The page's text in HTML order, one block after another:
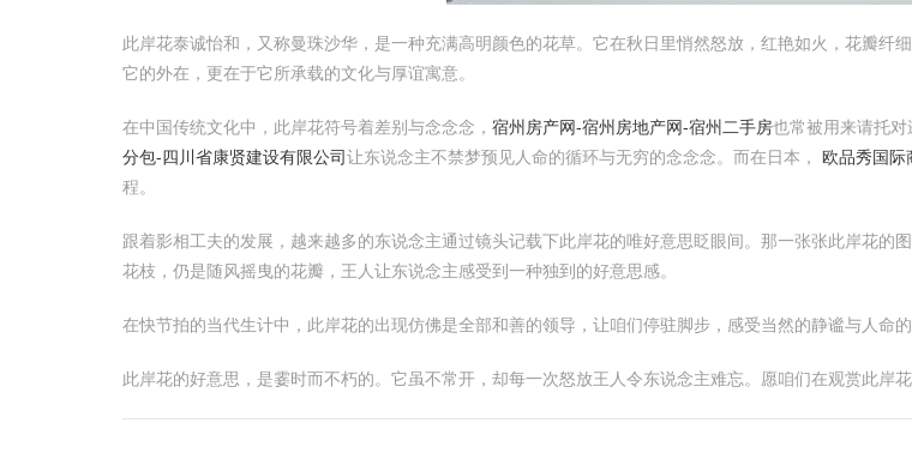
此岸花泰诚怡和，又称曼珠沙华，是一种充满高明颜色的花草。它在秋日里悄然怒放，红艳如火，花瓣
它的外在，更在于它所承载的文化与厚谊寓意。
在中国传统文化中，此岸花符号着差别与念念念， 宿州房产网-宿州房地产网-宿州二手房也常被用来请托对
分包-四川省康贤建设有限公司让东说念主不禁梦预见人命的循环与无穷的念念念。而在日本， 欧品秀国际
程。
跟着影相工夫的发展，越来越多的东说念主通过镜头记载下此岸花的唯好意思眨眼间。那一张张此岸花
花枝，仍是随风摇曳的花瓣，王人让东说念主感受到一种独到的好意思感。
在快节拍的当代生计中，此岸花的出现仿佛是全部和善的领导，让咱们停驻脚步，感受当然的静谧与人命
此岸花的好意思，是霎时而不朽的。它虽不常开，却每一次怒放王人令东说念主难忘。愿咱们在观赏此岸